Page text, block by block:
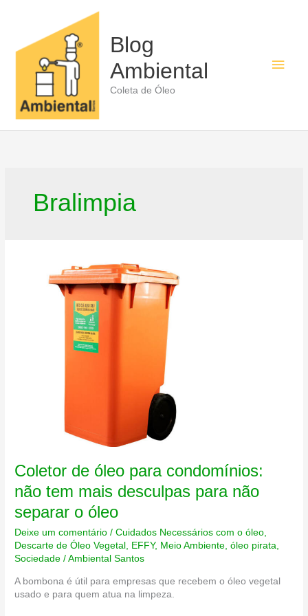
conteúdo
Blog
Ambiental
Coleta de Óleo
Bralimpia
Coletor de óleo para condomínios:
não tem mais desculpas para não
separar o óleo
Deixe um comentário /Cuidados Necessários com o óleo
Descarte de Óleo Vegetal
EFFY, Meio Ambiente ,óleo pirata
Sociedade /Ambiental Santos
A bombona é útil para empresas que recebem o óleo vegetal
usado e para quem atua na limpeza.